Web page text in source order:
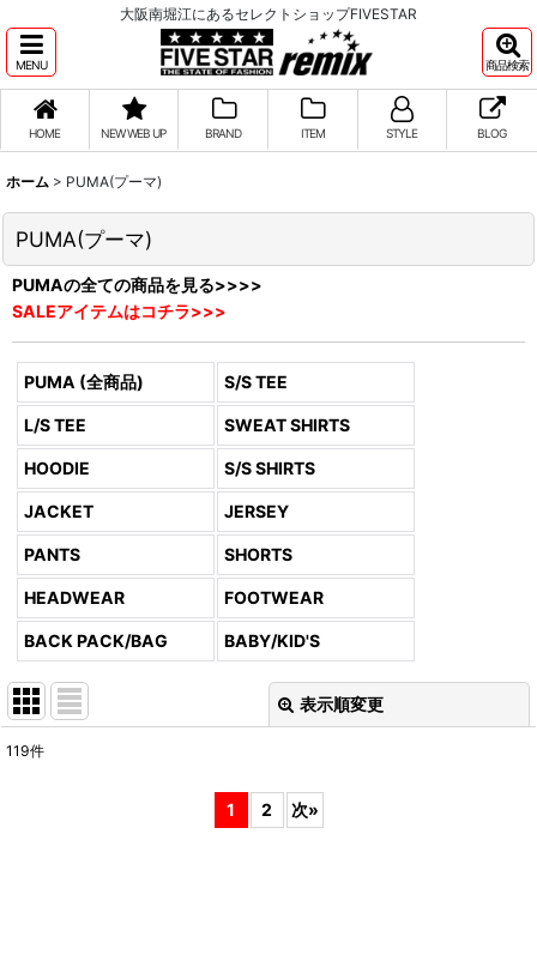
大阪南堀江にあるセレクトショップFIVESTAR
MENU 商品検索
HOME NEW WEB UP BRAND ITEM STYLE BLOG
ホーム > PUMA(プーマ)
PUMA(プーマ)
PUMAの全ての商品を見る>>>>
SALEアイテムはコチラ>>>
PUMA (全商品) S/S TEE
L/S TEE SWEAT SHIRTS
HOODIE S/S SHIRTS
JACKET JERSEY
PANTS SHORTS
HEADWEAR FOOTWEAR
BACK PACK/BAG BABY/KID'S
表示順変更
119件
1 2 次»